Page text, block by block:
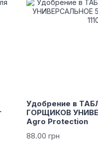
Удобрение в
ГОРЩИКОВ
Agro Protection
88.00 грн